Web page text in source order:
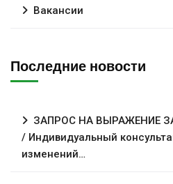
Вакансии
Последние новости
ЗАПРОС НА ВЫРАЖЕНИЕ
/ Индивидуальный
изменений…